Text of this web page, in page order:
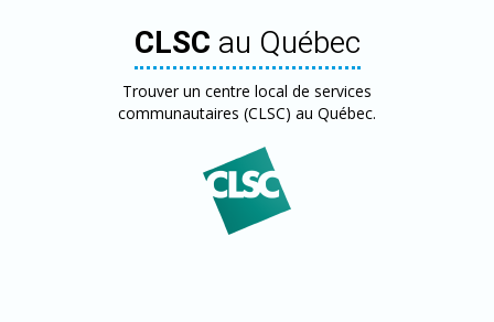
CLSC au Québec
Trouver un centre local de services
communautaires (CLSC) au Québec.